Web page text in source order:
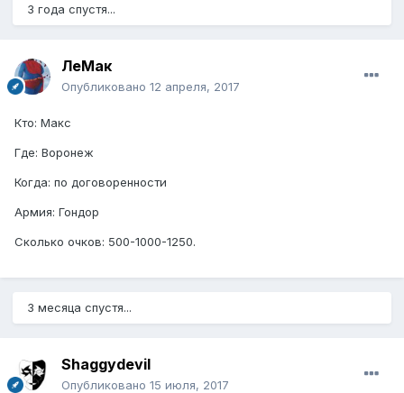
3 года спустя...
ЛеМак
Опубликовано 12 апреля, 2017
Кто: Макс
Где: Воронеж
Когда: по договоренности
Армия: Гондор
Сколько очков: 500-1000-1250.
3 месяца спустя...
Shaggydevil
Опубликовано 15 июля, 2017